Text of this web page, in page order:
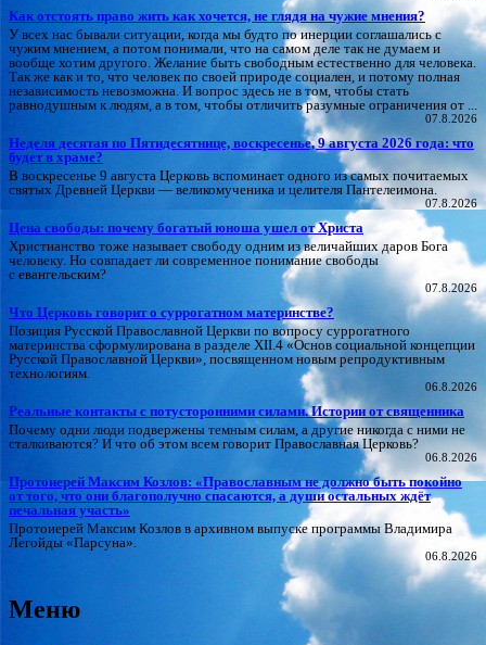
Как отстоять право жить как хочется, не глядя на чужие мнения?
У всех нас бывали ситуации, когда мы будто по инерции соглашались с
чужим мнением, а потом понимали, что на самом деле так не думаем и
вообще хотим другого. Желание быть свободным естественно для человека.
Так же как и то, что человек по своей природе социален, и потому полная
независимость невозможна. И вопрос здесь не в том, чтобы стать
равнодушным к людям, а в том, чтобы отличить разумные ограничения от ...
07.8.2026
Неделя десятая по Пятидесятнице, воскресенье, 9 августа 2026 года: что
будет в храме?
В воскресенье 9 августа Церковь вспоминает одного из самых почитаемых
святых Древней Церкви — великомученика и целителя Пантелеимона.
07.8.2026
Цена свободы: почему богатый юноша ушел от Христа
Христианство тоже называет свободу одним из величайших даров Бога
человеку. Но совпадает ли современное понимание свободы
с евангельским?
07.8.2026
Что Церковь говорит о суррогатном материнстве?
Позиция Русской Православной Церкви по вопросу суррогатного
материнства сформулирована в разделе XII.4 «Основ социальной концепции
Русской Православной Церкви», посвященном новым репродуктивным
технологиям.
06.8.2026
Реальные контакты с потусторонними силами. Истории от священника
Почему одни люди подвержены темным силам, а другие никогда с ними не
сталкиваются? И что об этом всем говорит Православная Церковь?
06.8.2026
Протоиерей Максим Козлов: «Православным не должно быть покойно
от того, что они благополучно спасаются, а души остальных ждёт
печальная участь»
Протоиерей Максим Козлов в архивном выпуске программы Владимира
Легойды «Парсуна».
06.8.2026
Меню